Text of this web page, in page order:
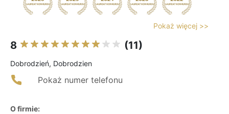
Pokaż więcej >>
8 (11)
Dobrodzień, Dobrodzien
Pokaż numer telefonu
O firmie: